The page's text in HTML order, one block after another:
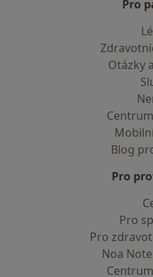
Pro
Otázky
Blog
Pro
Pro
Pro
Noa